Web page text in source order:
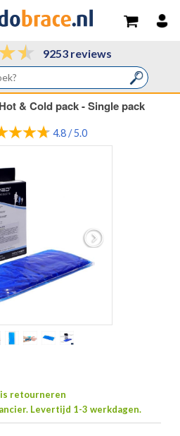
9253 reviews
& Cold pack - Single pack
4.8 / 5.0
retourneren
Levertijd 1-3 werkdagen.